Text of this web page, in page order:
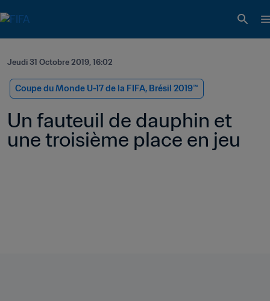
Jeudi 31 Octobre 2019, 16:02
Coupe du Monde U-17 de la FIFA, Brésil 2019™
Un fauteuil de dauphin et
une troisième place en jeu